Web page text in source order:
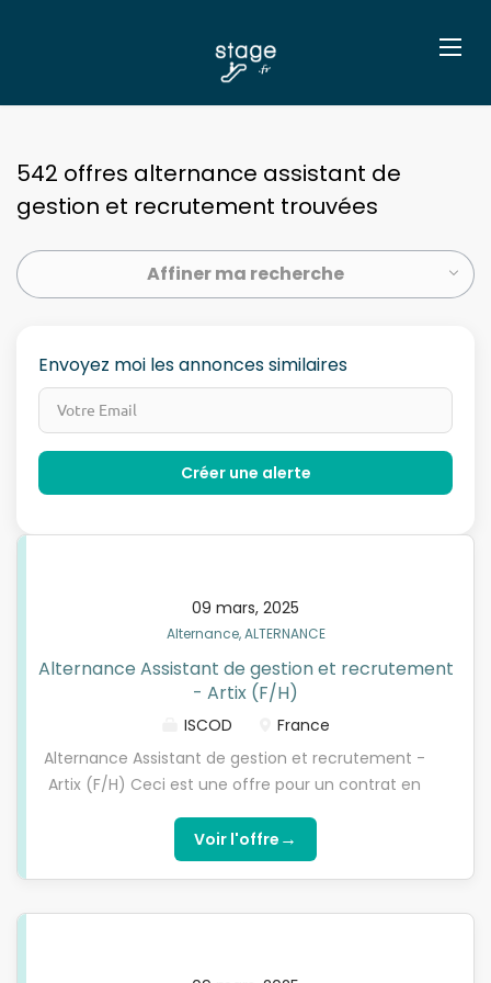
542 offres alternance assistant de
gestion et recrutement trouvées
Affiner ma recherche
Envoyez moi les annonces similaires
09 mars, 2025
Alternance, ALTERNANCE
Alternance Assistant de gestion et recrutement
- Artix (F/H)
ISCOD
France
Alternance Assistant de gestion et recrutement -
Artix (F/H) Ceci est une offre pour un contrat en
BACCALAUREAT et remplir les critères d’éligibilité.
Qui sommes-nous ?L’ISCOD, spécialiste de la
entreprise partenaire, spécialisée sur les
Voir l'offre →